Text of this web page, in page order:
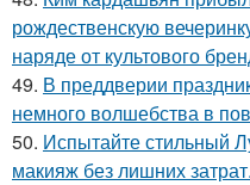
рождественскую
наряде от культового
49. В преддверии
немного волшебства в
50. Испытайте стильный
макияж без лишних затрат.